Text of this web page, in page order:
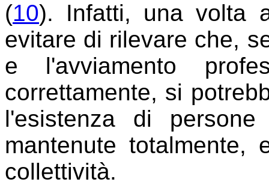
(10). Infatti, una volta
evitare di rilevare che,
e l'avviamento
correttamente, si
l'esistenza di
mantenute totalmente,
collettività.